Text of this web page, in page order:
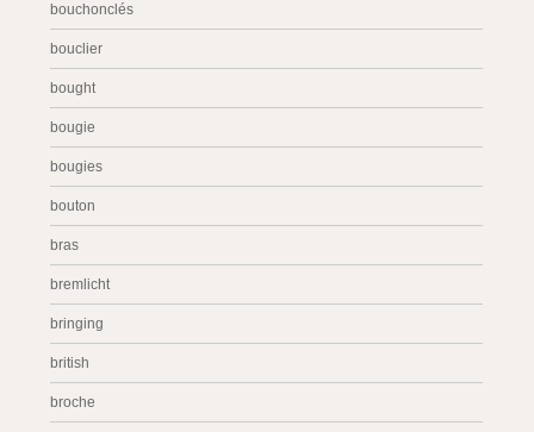
bouchonclés
bouclier
bought
bougie
bougies
bouton
bras
bremlicht
bringing
british
broche